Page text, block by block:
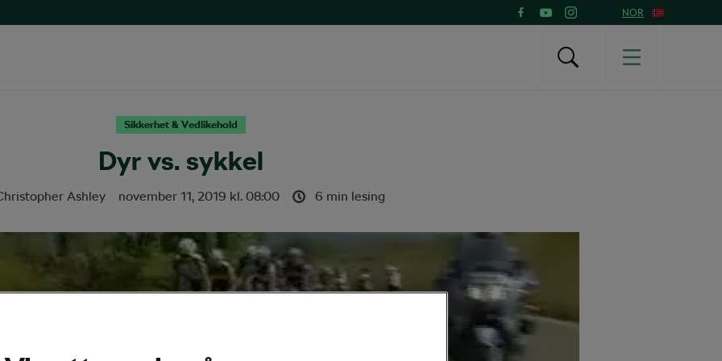
NOR
Sikkerhet & Vedlikehold
Dyr vs. sykkel
Ashley november 11, 2019 kl. 08:00 6 min lesing